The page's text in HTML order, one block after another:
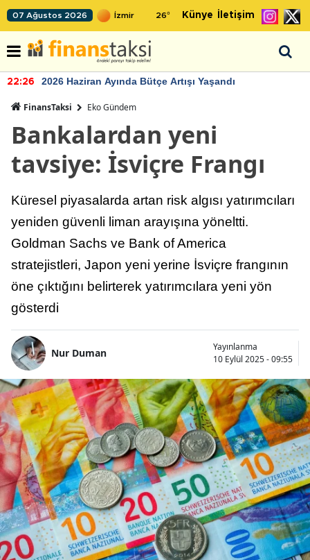
07 Ağustos 2026 26° Künye İletişim
22:26 2026 Haziran Ayında Bütçe Artışı Yaşandı
FinansTaksi Eko Gündem
Bankalardan yeni
tavsiye: İsviçre Frangı
Küresel piyasalarda artan risk algısı yatırımcıları
yeniden güvenli liman arayışına yöneltti.
Goldman Sachs ve Bank of America
stratejistleri, Japon yeni yerine İsviçre frangının
öne çıktığını belirterek yatırımcılara yeni yön
gösterdi
Nur Duman
Yayınlanma
10 Eylül 2025 - 09:55